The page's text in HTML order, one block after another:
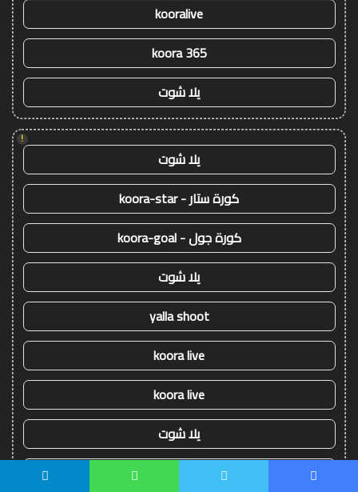
kooralive
koora 365
يلا شوت
!
يلا شوت
كورة ستار - koora-star
كورة جول - koora-goal
يلا شوت
yalla shoot
koora live
koora live
يلا شوت